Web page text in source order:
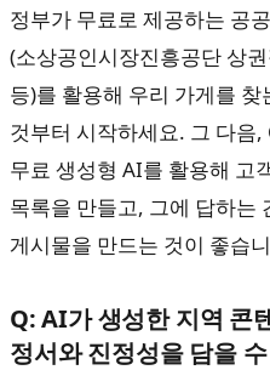
정부가 무료로 제공하는 공
(소상공인시장진흥공단 상
등)를 활용해 우리 가게를
것부터 시작하세요. 그 다음
무료 생성형 AI를 활용해 고
목록을 만들고, 그에 답하는
게시물을 만드는 것이 좋습
Q: AI가 생성한 지역 콘
정서와 진정성을 담을